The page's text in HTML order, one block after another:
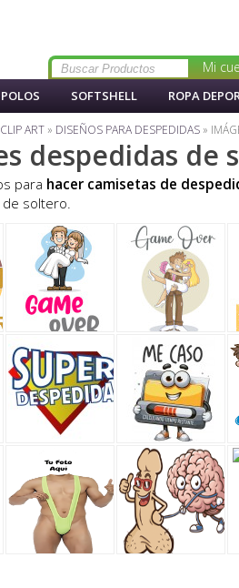
Mi
POLOS SOFTSHELL ROPA
ART » DISEÑOS PARA DESPEDIDAS »
despedidas de
para hacer camisetas de
soltero.